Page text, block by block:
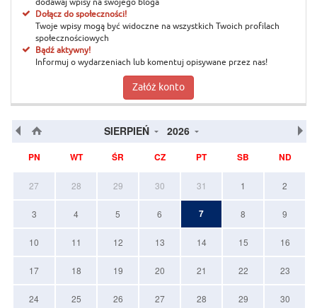
dodawaj wpisy na swojego bloga
Dołącz do społeczności!
Twoje wpisy mogą być widoczne na wszystkich Twoich profilach
społecznościowych
Bądź aktywny!
Informuj o wydarzeniach lub komentuj opisywane przez nas!
Załóż konto
SIERPIEŃ 2026
PN WT ŚR CZ PT SB ND
27 28 29 30 31 1 2
3 4 5 6 7 8 9
10 11 12 13 14 15 16
17 18 19 20 21 22 23
24 25 26 27 28 29 30